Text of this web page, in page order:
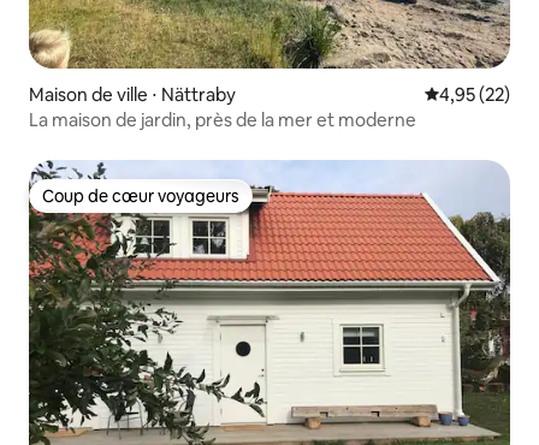
Maison de ville ⋅ Nättraby Évaluation
4,95 (22)
La maison de jardin, près de la mer et moderne
Coup de cœur voyageurs
Coup de cœur voyageurs